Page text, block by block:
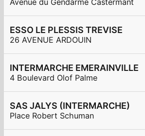
Avenue du Gendarme Castermant
ESSO LE PLESSIS TREVISE
26 AVENUE ARDOUIN
INTERMARCHE EMERAINVILLE
4 Boulevard Olof Palme
SAS JALYS (INTERMARCHE)
Place Robert Schuman